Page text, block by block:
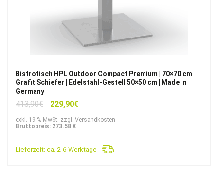
Bistrotisch HPL Outdoor Compact Premium | 70×70 cm
Grafit Schiefer | Edelstahl-Gestell 50×50 cm | Made In
Germany
413,90€
Ursprünglicher
war:
229,90€Aktueller
ist:
exkl. 19 % MwSt. zzgl. Versandkosten
Bruttopreis: 273.58 €
Lieferzeit: ca. 2-6 Werktage